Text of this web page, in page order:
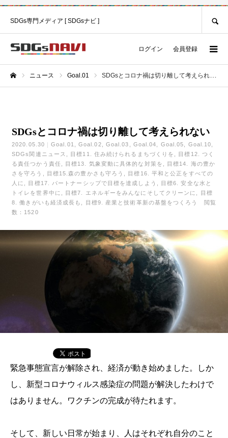
SDGs専門メディア [ SDGsナビ ]
ログイン 会員登録
ニュース Goal.01 SDGsとコロナ禍は切り離して考えられない
SDGsとコロナ禍は切り離して考えられない
2020.05.30 Goal.01 Goal.02 Goal.03 Goal.04 Goal.05
Goal.10
SDGs関連ニュース
目標11. 住み続けられるまちづくりを
目標12. つく
る責任つかう責任
目標13. 気象変動に具体的な対策を
目標14. 海の豊か
さを守ろう
目標15.森の豊かさも守ろう
目標16. 平和と公正をすべての
人に
目標17. パートナーシップで目標を達成しよう
目標6. 安全な水と
トイレを世界中に
目標7. エネルギーをみんなにそしてクリーンに
目標
8. 働きがいも経済成長も
目標9. 産業と技術革新の基盤をつくろう
閲覧
数：1520
緊急事態宣言が解除され、経済が動き始めました。しか
し、新型コロナウィルス感染症の問題が解決したわけで
はありません。ワクチンの完成が待たれます。
そして、新しい日常が始まり、人はそれぞれ自分のこと